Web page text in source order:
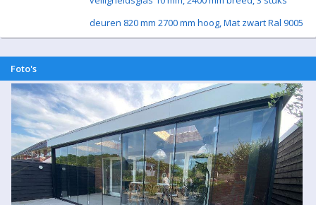
deuren 820 mm 2700 mm hoog, Mat zwart Ral 9005
Foto's